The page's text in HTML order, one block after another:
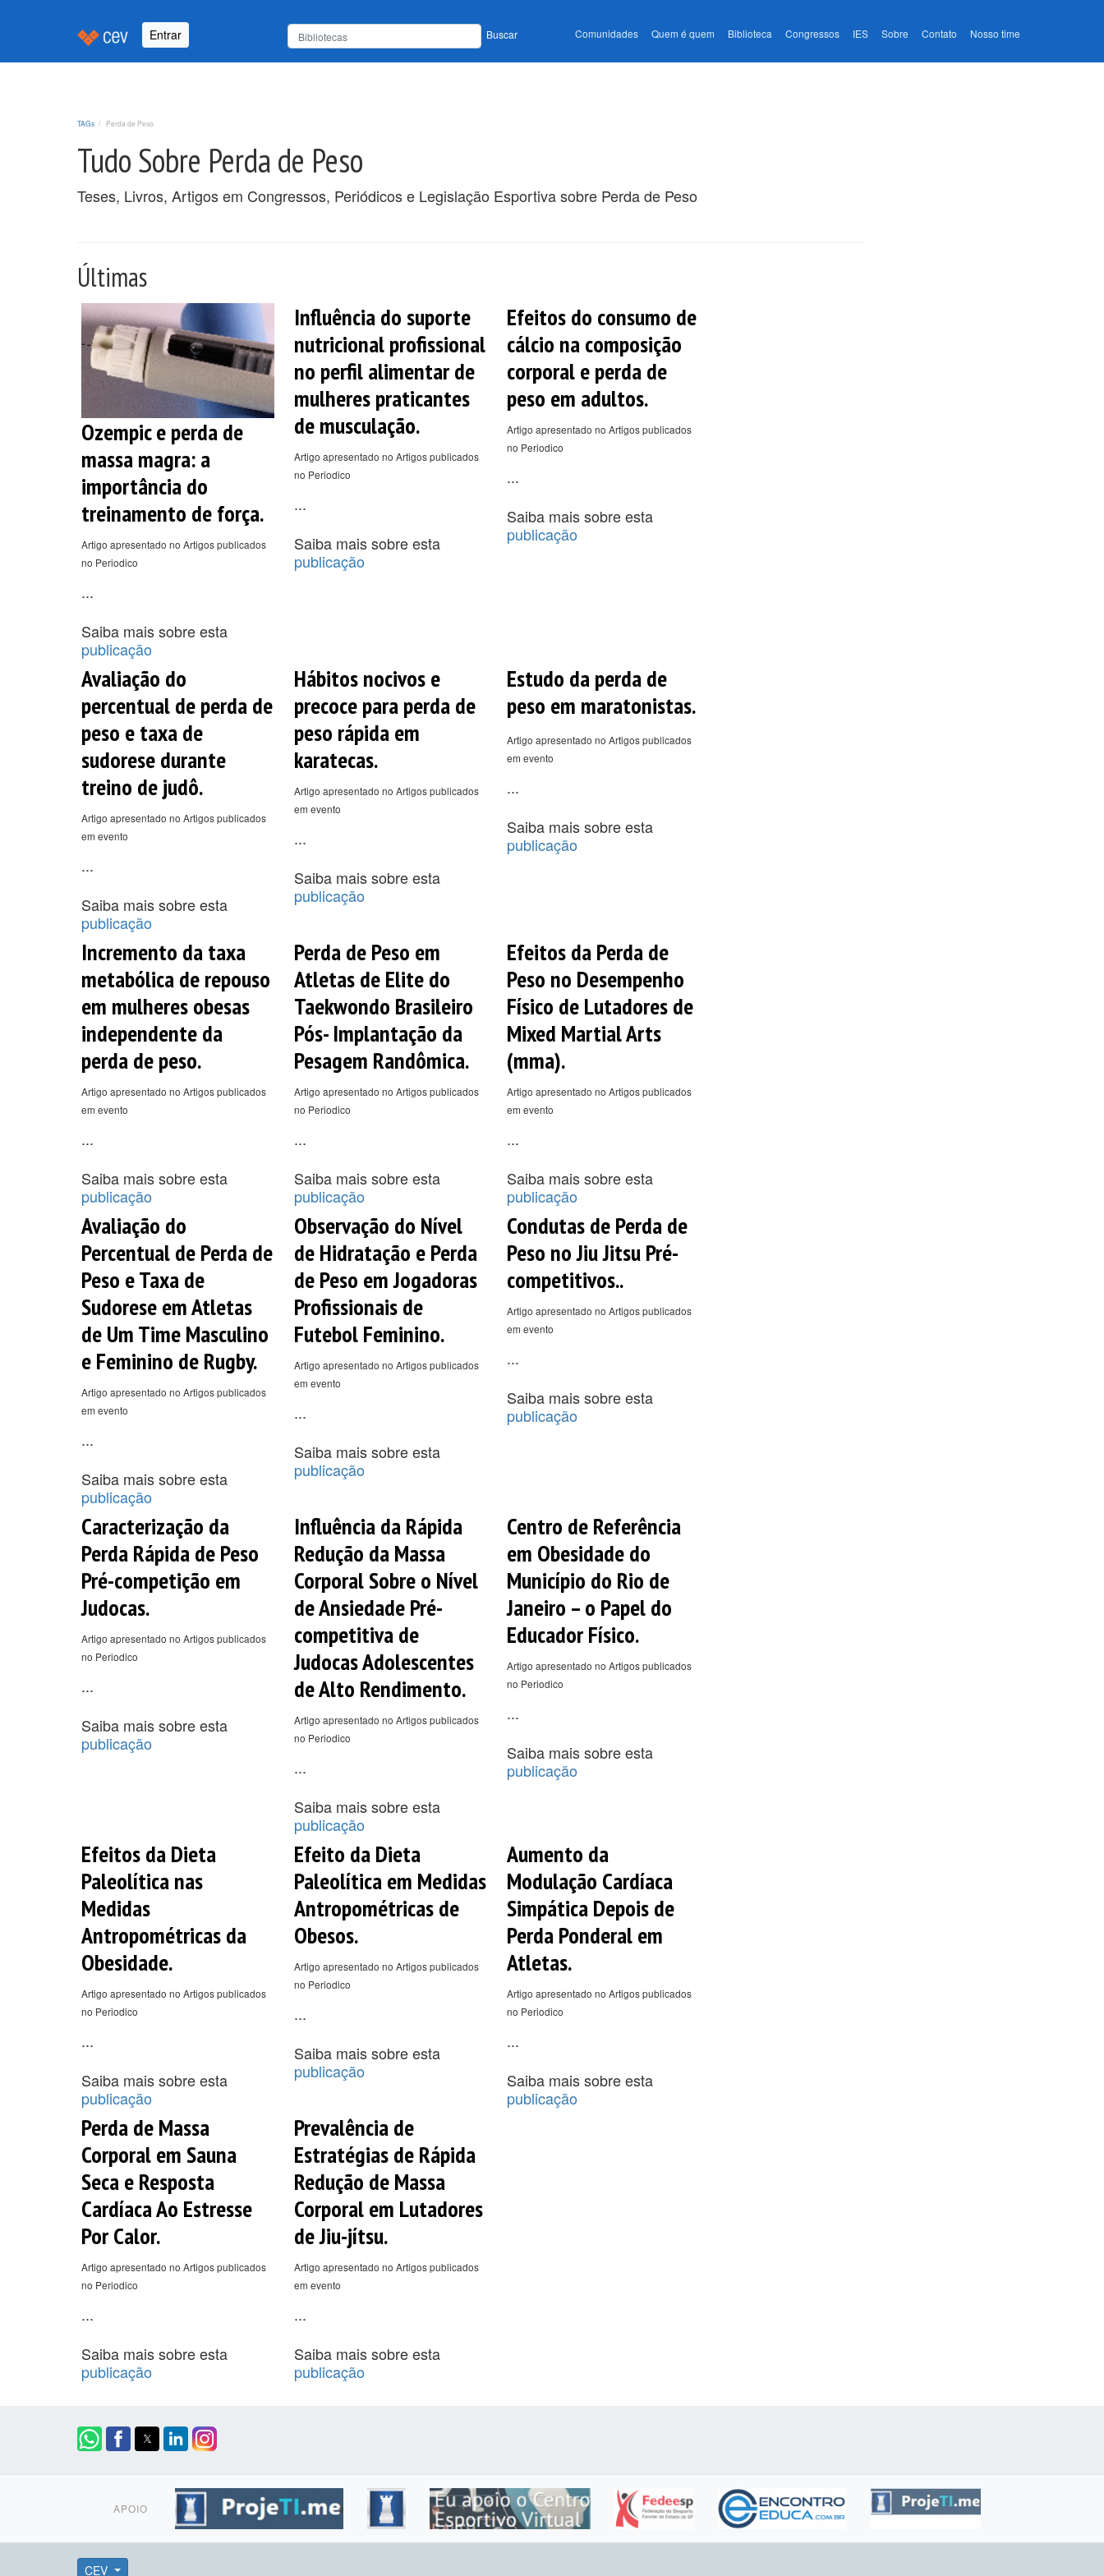
Entrar Buscar Comunidades Quem é quem Biblioteca Congressos IES Sobre Contato Nosso time
TAGs Perda de Peso
Tudo Sobre Perda de Peso
Teses, Livros, Artigos em Congressos, Periódicos e Legislação Esportiva sobre Perda de Peso
Últimas
Ozempic e perda de
massa magra: a
importância do
treinamento de força.
Artigo apresentado no Artigos publicados
no Periodico
...
Saiba mais sobre esta
publicação
Influência do suporte
nutricional profissional
no perfil alimentar de
mulheres praticantes
de musculação.
Artigo apresentado no Artigos publicados
no Periodico
...
Saiba mais sobre esta
publicação
Efeitos do consumo de
cálcio na composição
corporal e perda de
peso em adultos.
Artigo apresentado no Artigos publicados
no Periodico
...
Saiba mais sobre esta
publicação
Avaliação do
percentual de perda de
peso e taxa de
sudorese durante
treino de judô.
Artigo apresentado no Artigos publicados
em evento
...
Saiba mais sobre esta
publicação
Hábitos nocivos e
precoce para perda de
peso rápida em
karatecas.
Artigo apresentado no Artigos publicados
em evento
...
Saiba mais sobre esta
publicação
Estudo da perda de
peso em maratonistas.
Artigo apresentado no Artigos publicados
em evento
...
Saiba mais sobre esta
publicação
Incremento da taxa
metabólica de repouso
em mulheres obesas
independente da
perda de peso.
Artigo apresentado no Artigos publicados
em evento
...
Saiba mais sobre esta
publicação
Perda de Peso em
Atletas de Elite do
Taekwondo Brasileiro
Pós- Implantação da
Pesagem Randômica.
Artigo apresentado no Artigos publicados
no Periodico
...
Saiba mais sobre esta
publicação
Efeitos da Perda de
Peso no Desempenho
Físico de Lutadores de
Mixed Martial Arts
(mma).
Artigo apresentado no Artigos publicados
em evento
...
Saiba mais sobre esta
publicação
Avaliação do
Percentual de Perda de
Peso e Taxa de
Sudorese em Atletas
de Um Time Masculino
e Feminino de Rugby.
Artigo apresentado no Artigos publicados
em evento
...
Saiba mais sobre esta
publicação
Observação do Nível
de Hidratação e Perda
de Peso em Jogadoras
Profissionais de
Futebol Feminino.
Artigo apresentado no Artigos publicados
em evento
...
Saiba mais sobre esta
publicação
Condutas de Perda de
Peso no Jiu Jitsu Pré-
competitivos..
Artigo apresentado no Artigos publicados
em evento
...
Saiba mais sobre esta
publicação
Caracterização da
Perda Rápida de Peso
Pré-competição em
Judocas.
Artigo apresentado no Artigos publicados
no Periodico
...
Saiba mais sobre esta
publicação
Influência da Rápida
Redução da Massa
Corporal Sobre o Nível
de Ansiedade Pré-
competitiva de
Judocas Adolescentes
de Alto Rendimento.
Artigo apresentado no Artigos publicados
no Periodico
...
Saiba mais sobre esta
publicação
Centro de Referência
em Obesidade do
Município do Rio de
Janeiro – o Papel do
Educador Físico.
Artigo apresentado no Artigos publicados
no Periodico
...
Saiba mais sobre esta
publicação
Efeitos da Dieta
Paleolítica nas
Medidas
Antropométricas da
Obesidade.
Artigo apresentado no Artigos publicados
no Periodico
...
Saiba mais sobre esta
publicação
Efeito da Dieta
Paleolítica em Medidas
Antropométricas de
Obesos.
Artigo apresentado no Artigos publicados
no Periodico
...
Saiba mais sobre esta
publicação
Aumento da
Modulação Cardíaca
Simpática Depois de
Perda Ponderal em
Atletas.
Artigo apresentado no Artigos publicados
no Periodico
...
Saiba mais sobre esta
publicação
Perda de Massa
Corporal em Sauna
Seca e Resposta
Cardíaca Ao Estresse
Por Calor.
Artigo apresentado no Artigos publicados
no Periodico
...
Saiba mais sobre esta
publicação
Prevalência de
Estratégias de Rápida
Redução de Massa
Corporal em Lutadores
de Jiu-jítsu.
Artigo apresentado no Artigos publicados
em evento
...
Saiba mais sobre esta
publicação
APOIO
CEV